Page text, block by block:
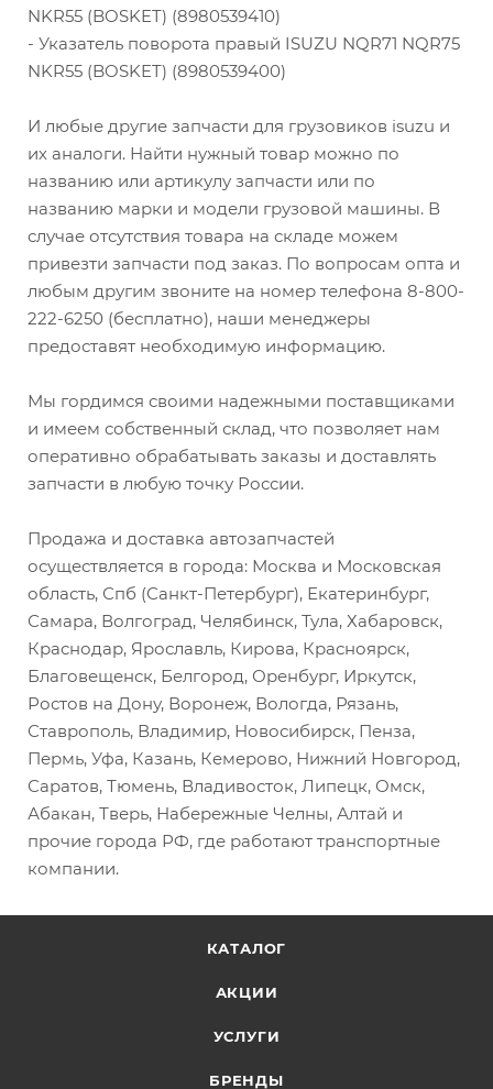
NKR55 (BOSKET) (8980539410)
- Указатель поворота правый ISUZU NQR71 NQR75
NKR55 (BOSKET) (8980539400)
И любые другие запчасти для грузовиков isuzu и
их аналоги. Найти нужный товар можно по
названию или артикулу запчасти или по
названию марки и модели грузовой машины. В
случае отсутствия товара на складе можем
привезти запчасти под заказ. По вопросам опта и
любым другим звоните на номер телефона 8-800-
222-6250 (бесплатно), наши менеджеры
предоставят необходимую информацию.
Мы гордимся своими надежными поставщиками
и имеем собственный склад, что позволяет нам
оперативно обрабатывать заказы и доставлять
запчасти в любую точку России.
Продажа и доставка автозапчастей
осуществляется в города: Москва и Московская
область, Спб (Санкт-Петербург), Екатеринбург,
Самара, Волгоград, Челябинск, Тула, Хабаровск,
Краснодар, Ярославль, Кирова, Красноярск,
Благовещенск, Белгород, Оренбург, Иркутск,
Ростов на Дону, Воронеж, Вологда, Рязань,
Ставрополь, Владимир, Новосибирск, Пенза,
Пермь, Уфа, Казань, Кемерово, Нижний Новгород,
Саратов, Тюмень, Владивосток, Липецк, Омск,
Абакан, Тверь, Набережные Челны, Алтай и
прочие города РФ, где работают транспортные
компании.
КАТАЛОГ
АКЦИИ
УСЛУГИ
БРЕНДЫ